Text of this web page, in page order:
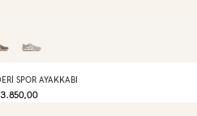
SPOR AYAKKABI